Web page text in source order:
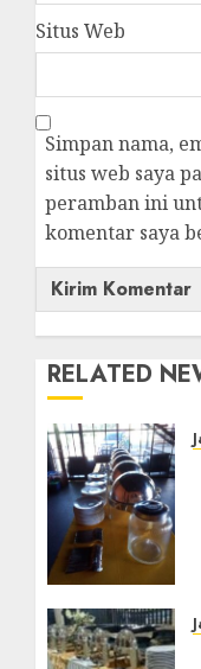
Situs Web
Simpan nama,
situs web saya
peramban ini
komentar saya
RELATED